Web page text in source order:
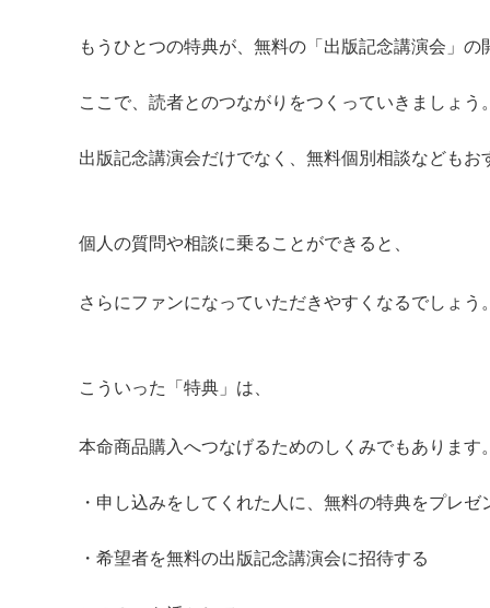
もうひとつの特典が、無料の「出版記念講演会」の
ここで、読者とのつながりをつくっていきましょう。
出版記念講演会だけでなく、無料個別相談などもお
個人の質問や相談に乗ることができると、
さらにファンになっていただきやすくなるでしょう。
こういった「特典」は、
本命商品購入へつなげるためのしくみでもあります。
・申し込みをしてくれた人に、無料の特典をプレゼ
・希望者を無料の出版記念講演会に招待する